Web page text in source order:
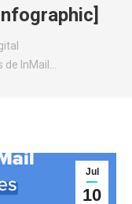
InMail…
Jul
10